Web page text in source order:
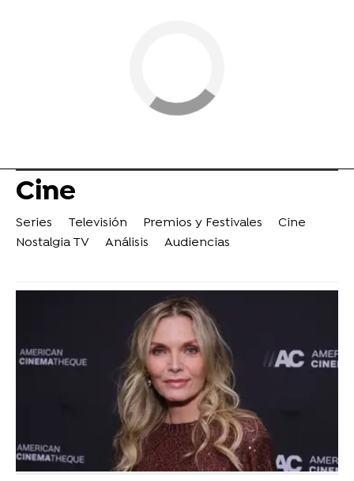
Cine
Series Televisión Premios y Festivales
Cine
Nostalgia TV
Análisis Audiencias